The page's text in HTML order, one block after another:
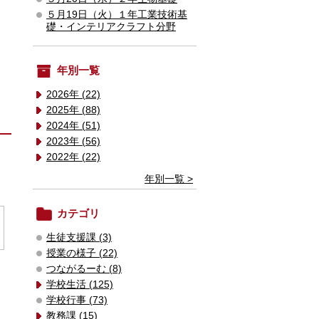
５月19日（火）１年工業技術基
礎・インテリアクラフト分野
年別一覧
2026年 (22)
2025年 (88)
2024年 (51)
2023年 (56)
2022年 (22)
年別一覧 >
カテゴリ
生徒支援課 (3)
授業の様子 (22)
つながるーむ (8)
学校生活 (125)
学校行事 (73)
教務課 (15)